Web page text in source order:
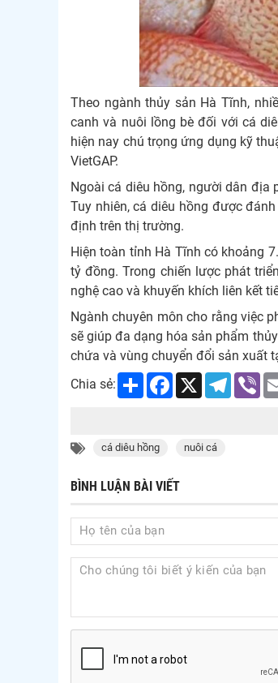
Theo ngành thủy sản Hà Tĩnh,
canh và nuôi lồng bè đối với cá
hiện nay chú trọng ứng dụng kỹ
VietGAP.
Ngoài cá diêu hồng, người dân địa
Tuy nhiên, cá diêu hồng được
định trên thị trường.
Hiện toàn tỉnh Hà Tĩnh có khoảng
tỷ đồng. Trong chiến lược phát
nghệ cao và khuyến khích liên kết
Ngành chuyên môn cho rằng việc
sẽ giúp đa dạng hóa sản phẩm
chứa và vùng chuyển đổi sản xuất
Chia sẻ:
Share Facebook
X
cá diêu hồng nuôi cá
BÌNH LUẬN BÀI VIẾT